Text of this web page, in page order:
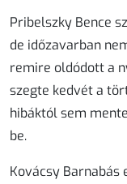
Pribelszky Bence
de időzavarban
remire oldódott a
szegte kedvét a
hibáktól sem
be.
Kovácsy